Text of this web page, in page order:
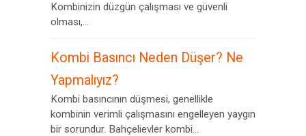
Kombinizin düzgün çalışması ve güvenli
olması,...
Kombi Basıncı Neden Düşer? Ne
Yapmalıyız?
Kombi basıncının düşmesi, genellikle
kombinin verimli çalışmasını engelleyen yaygın
bir sorundur. Bahçelievler kombi...